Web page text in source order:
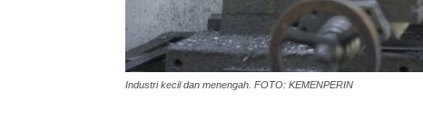
Industri kecil dan menengah. FOTO: KEMENPERIN